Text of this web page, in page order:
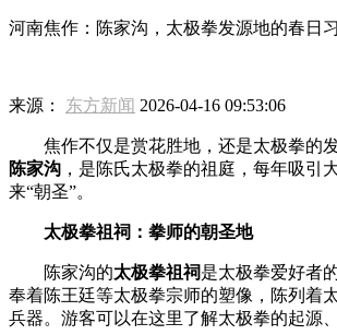
河南焦作：陈家沟，太极拳发源地的春日
来源： 东方新闻 2026-04-16 09:53:06
焦作不仅是赏花胜地，还是太极拳的
陈家沟 ，是陈氏太极拳的祖庭，每年吸引
来“朝圣”。
太极拳祖祠：拳师的朝圣地
陈家沟的太极拳祖祠是太极拳爱好者
奉着陈王廷等太极拳宗师的塑像，陈列着
兵器。游客可以在这里了解太极拳的起源